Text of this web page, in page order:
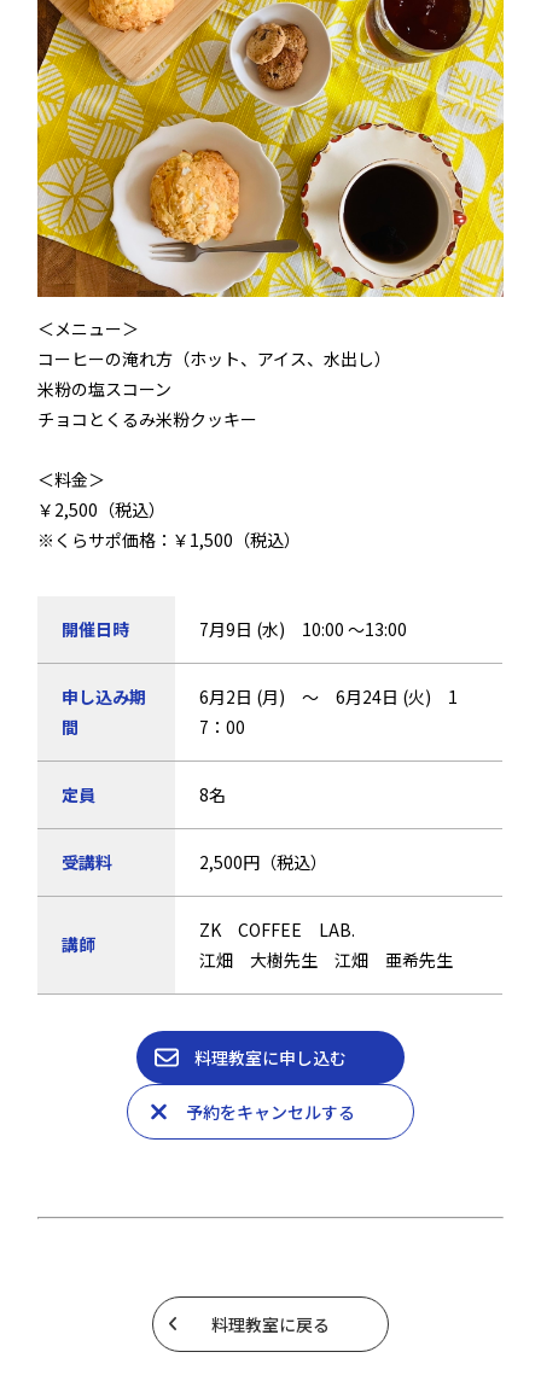
＜メニュー＞
コーヒーの淹れ方（ホット、アイス、水出し）
米粉の塩スコーン
チョコとくるみ米粉クッキー
＜料金＞
￥2,500（税込）
※くらサポ価格：￥1,500（税込）
開催日時 7月9日 (水) 10:00 ～13:00
申し込み期
間
6月2日 (月) ～ 6月24日 (火) 1
7：00
定員 8名
受講料 2,500円（税込）
講師
ZK COFFEE LAB.
江畑 大樹先生 江畑 亜希先生
料理教室に申し込む
予約をキャンセルする
料理教室に戻る